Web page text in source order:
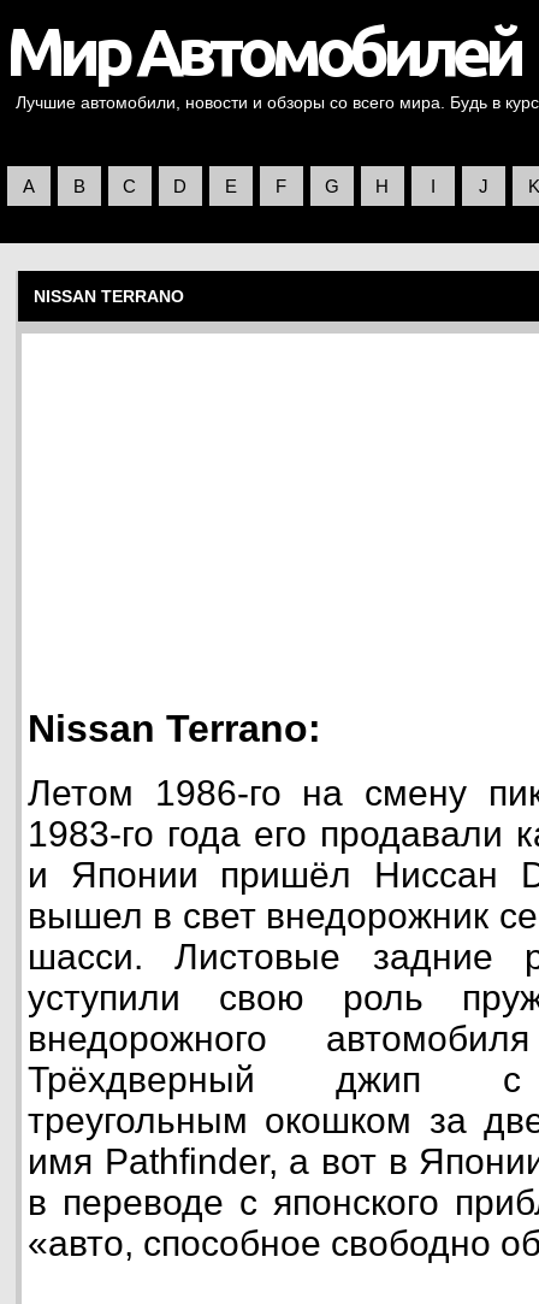
Лучшие автомобили, новости и обзоры со всего мира. Будь в
A B C D E F G H I J K
NISSAN TERRANO
Nissan Terrano:
Летом 1986-го на смену
1983-го года его продавали
и Японии пришёл Ниссан
вышел в свет внедорожник
шасси. Листовые задние
уступили свою роль
внедорожного
Трёхдверный джип с
треугольным окошком за
имя Pathfinder, а вот в
в переводе с японского
«авто, способное свободно